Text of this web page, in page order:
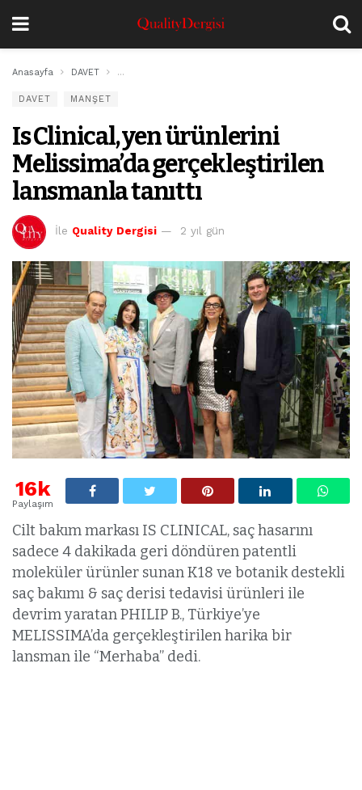
Anasayfa DAVET Is Clinical, yen ürünlerini Melissima’da
DAVET MANŞET
Is Clinical, yen ürünlerini
Melissima’da gerçekleştirilen
lansmanla tanıttı
İle Quality Dergisi 2 yıl gün
16k
Paylaşım
Cilt bakım markası IS CLINICAL, saç hasarını
sadece 4 dakikada geri döndüren patentli
moleküler ürünler sunan K18 ve botanik destekli
saç bakımı & saç derisi tedavisi ürünleri ile
devrim yaratan PHILIP B., Türkiye’ye
MELISSIMA’da gerçekleştirilen harika bir
lansman ile “Merhaba” dedi.